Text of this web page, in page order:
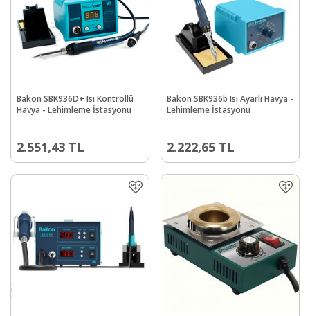
Bakon SBK936D+ Isı Kontrollü
Havya - Lehimleme İstasyonu
2.551,43 TL
Bakon SBK936b Isı Ayarlı Havya -
Lehimleme İstasyonu
2.222,65 TL